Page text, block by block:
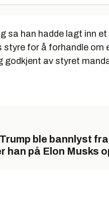
sa han hadde lagt inn
for å forhandle om
godkjent av styret
ble bannlyst
han på Elon Musks